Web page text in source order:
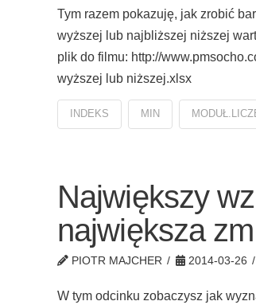
Tym razem pokazuję, jak zrobić
wyższej lub najbliższej niższej
plik do filmu: http://
wyższej lub niższej.xlsx
INDEKS MIN
Największy
największa
PIOTR MAJCHER 2014-03-26
W tym odcinku zobaczysz jak